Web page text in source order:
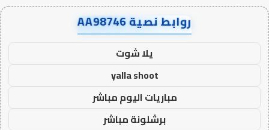
روابط نصية AA98746
يلا شوت
yalla shoot
مباريات اليوم مباشر
برشلونة مباشر